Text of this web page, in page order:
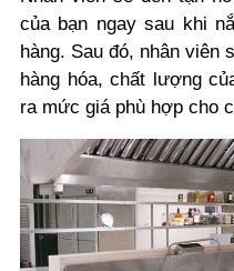
của bạn ngay sau khi
hàng. Sau đó, nhân viên
hàng hóa, chất lượng
ra mức giá phù hợp cho